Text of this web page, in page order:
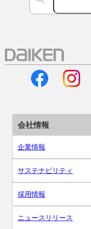
会社情報
企業情報
サステナビリティ
採用情報
ニュースリリース